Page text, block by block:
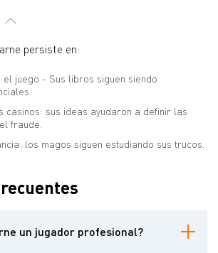
persiste en:
juego - Sus libros siguen siendo
casinos: sus ideas ayudaron a definir las
fraude.
los magos siguen estudiando sus trucos.
un jugador profesional?